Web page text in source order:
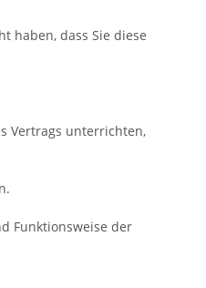
haben, dass Sie diese
Vertrags unterrichten,
Funktionsweise der